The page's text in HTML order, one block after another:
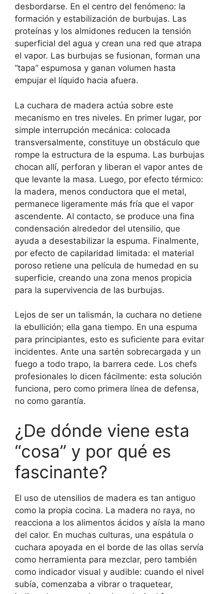
desbordarse. En el centro del fenómeno: la
formación y estabilización de burbujas. Las
proteínas y los almidones reducen la tensión
superficial del agua y crean una red que atrapa
el vapor. Las burbujas se fusionan, forman una
“tapa” espumosa y ganan volumen hasta
empujar el líquido hacia afuera.
La cuchara de madera actúa sobre este
mecanismo en tres niveles. En primer lugar, por
simple interrupción mecánica: colocada
transversalmente, constituye un obstáculo que
rompe la estructura de la espuma. Las burbujas
chocan allí, perforan y liberan el vapor antes de
que levante la masa. Luego, por efecto térmico:
la madera, menos conductora que el metal,
permanece ligeramente más fría que el vapor
ascendente. Al contacto, se produce una fina
condensación alrededor del utensilio, que
ayuda a desestabilizar la espuma. Finalmente,
por efecto de capilaridad limitada: el material
poroso retiene una película de humedad en su
superficie, creando una zona menos propicia
para la supervivencia de las burbujas.
Lejos de ser un talismán, la cuchara no detiene
la ebullición; ella gana tiempo. En una espuma
para principiantes, esto es suficiente para evitar
incidentes. Ante una sartén sobrecargada y un
fuego a todo trapo, la barrera cede. Los chefs
profesionales lo dicen fácilmente: esta solución
funciona, pero como primera línea de defensa,
no como garantía.
¿De dónde viene esta
“cosa” y por qué es
fascinante?
El uso de utensilios de madera es tan antiguo
como la propia cocina. La madera no raya, no
reacciona a los alimentos ácidos y aísla la mano
del calor. En muchas culturas, una espátula o
cuchara apoyada en el borde de las ollas servía
como herramienta para mezclar, pero también
como indicador visual y audible: cuando el nivel
subía, comenzaba a vibrar o traquetear,